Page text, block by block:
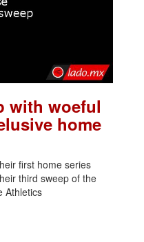
with woeful
home
first home series
third sweep of the
Athletics